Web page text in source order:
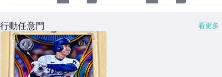
行動任意門 看更多